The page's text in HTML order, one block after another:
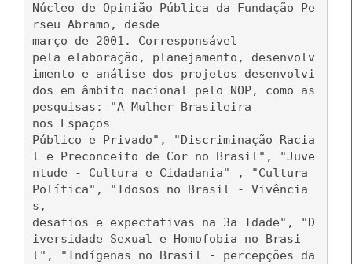
Núcleo de Opinião Pública da Fundação Pe
rseu Abramo, desde
março de 2001. Corresponsável
pela elaboração, planejamento, desenvolv
imento e análise dos projetos desenvolvi
dos em âmbito nacional pelo NOP, como as
pesquisas: "A Mulher Brasileira
nos Espaços
Público e Privado", "Discriminação Racia
l e Preconceito de Cor no Brasil", "Juve
ntude - Cultura e Cidadania" , "Cultura
Política", "Idosos no Brasil - Vivência
s,
desafios e expectativas na 3a Idade", "D
iversidade Sexual e Homofobia no Brasi
l", "Indígenas no Brasil - percepções da